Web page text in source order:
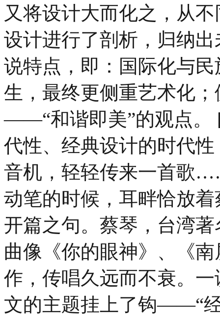
又将设计大而化之，从
设计进行了剖析，归纳
说特点，即：国际化与
生，最终更侧重艺术化
——“和谐即美”的观点。
代性、经典设计的时代
音机，轻轻传来一首歌
动笔的时候，耳畔恰放
开篇之句。蔡琴，台湾
曲像《你的眼神》、《
作，传唱久远而不衰。
文的主题挂上了钩——“